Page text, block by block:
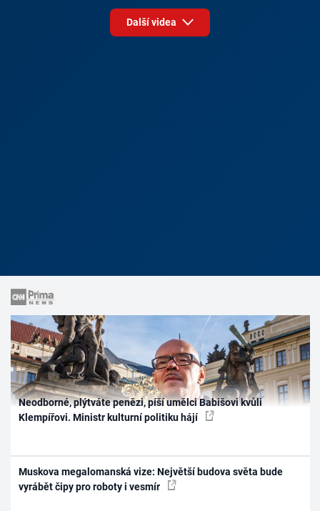
Další videa
Neodborné, plýtváte penězi, píší umělci Babišovi kvůli
Klempířovi. Ministr kulturní politiku hájí
Muskova megalomanská vize: Největší budova světa bude
vyrábět čipy pro roboty i vesmír